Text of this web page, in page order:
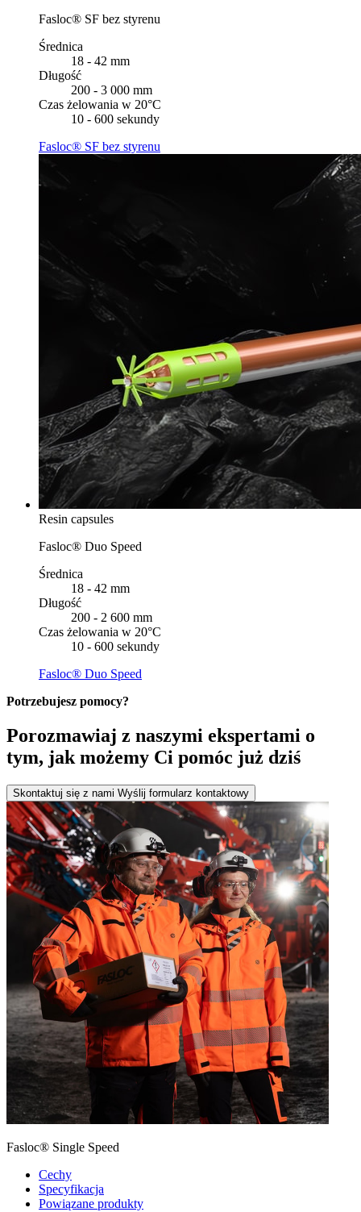
Fasloc® SF bez styrenu
Średnica
18 - 42 mm
Długość
200 - 3 000 mm
Czas żelowania w 20°C
10 - 600 sekundy
Fasloc® SF bez styrenu
Resin capsules
Fasloc® Duo Speed
Średnica
18 - 42 mm
Długość
200 - 2 600 mm
Czas żelowania w 20°C
10 - 600 sekundy
Fasloc® Duo Speed
Potrzebujesz pomocy?
Porozmawiaj z naszymi ekspertami o
tym, jak możemy Ci pomóc już dziś
Skontaktuj się z nami Wyślij formularz kontaktowy
Fasloc® Single Speed
Cechy
Specyfikacja
Powiązane produkty